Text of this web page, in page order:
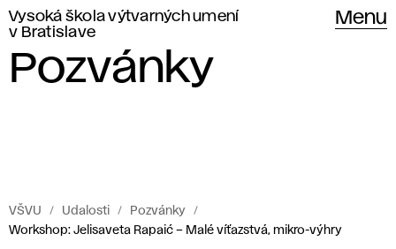
Vysoká škola výtvarných umení
v Bratislave
Menu
Pozvánky
VŠVU Udalosti
Pozvánky
Workshop: Jelisaveta Rapaić – Malé víťazstvá, mikro-výhry